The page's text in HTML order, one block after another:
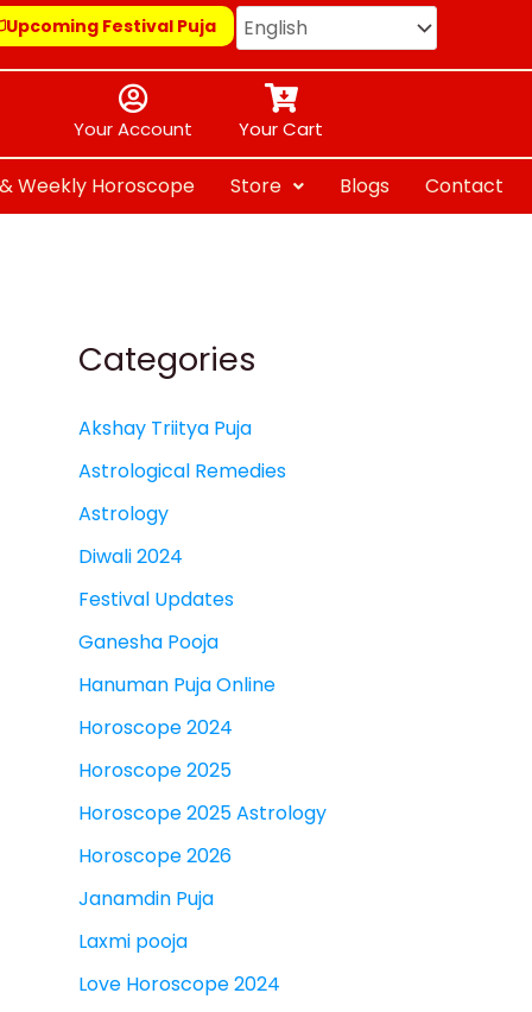
Upcoming Festival Puja
Your Account Your Cart
Weekly Horoscope Store Blogs Contact
Categories
Akshay Triitya Puja
Astrological Remedies
Astrology
Diwali 2024
Festival Updates
Ganesha Pooja
Hanuman Puja Online
Horoscope 2024
Horoscope 2025
Horoscope 2025 Astrology
Horoscope 2026
Janamdin Puja
Laxmi pooja
Love Horoscope 2024